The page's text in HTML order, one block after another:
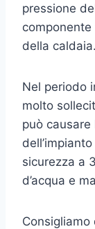
pressione
della caldaia.
Nel periodo
molto
può causare
sicurezza a
d’acqua e